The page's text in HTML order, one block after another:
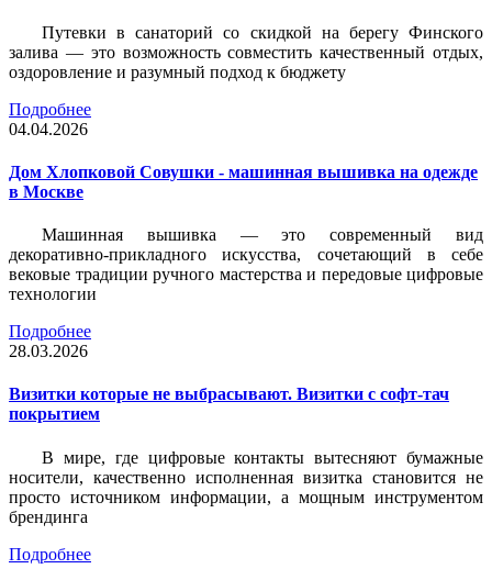
Путевки в санаторий со скидкой на берегу Финского
залива — это возможность совместить качественный отдых,
оздоровление и разумный подход к бюджету
Подробнее
04.04.2026
Дом Хлопковой Совушки - машинная вышивка на одежде
в Москве
Машинная вышивка — это современный вид
декоративно-прикладного искусства, сочетающий в себе
вековые традиции ручного мастерства и передовые цифровые
технологии
Подробнее
28.03.2026
Визитки которые не выбрасывают. Визитки с софт-тач
покрытием
В мире, где цифровые контакты вытесняют бумажные
носители, качественно исполненная визитка становится не
просто источником информации, а мощным инструментом
брендинга
Подробнее